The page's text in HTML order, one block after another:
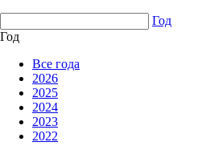
Год
Год
Все года
2026
2025
2024
2023
2022